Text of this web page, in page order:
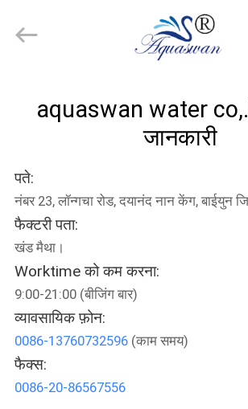
हमारे
बारे
कारखाना
भ्रमण
गुणवत्ता
water
co,.ltd.
aquaswan water
जानकारी
पते:
नंबर 23, लॉन्गचा रोड, दयानंद नान केंग, बाईयुन
फैक्टरी पता:
खंड मैथा।
Worktime को कम करना:
9:00-21:00 (बीजिंग बार)
व्यावसायिक फ़ोन:
0086-13760732596(काम समय)
फैक्स:
0086-20-86567556